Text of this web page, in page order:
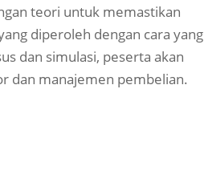
teori untuk memastikan
diperoleh dengan cara yang
dan simulasi, peserta akan
dan manajemen pembelian.